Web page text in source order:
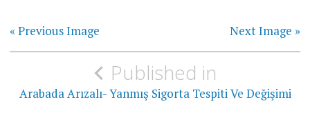
« Previous Image Next Image »
Yazı
gezinmesiPublished in
Arabada Arızalı- Yanmış Sigorta Tespiti Ve Değişimi